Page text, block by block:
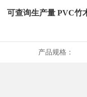
可查询生产量 PVC竹
产品规格：